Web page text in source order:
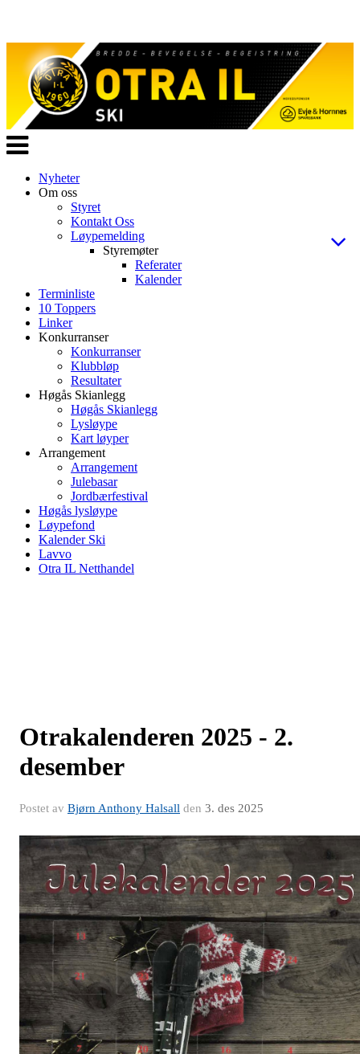
Veksle
navigasjon
Nyheter
Om oss
Styret
Kontakt Oss
Løypemelding
Styremøter
Referater
Kalender
Terminliste
10 Toppers
Linker
Konkurranser
Konkurranser
Klubbløp
Resultater
Høgås Skianlegg
Høgås Skianlegg
Lysløype
Kart løyper
Arrangement
Arrangement
Julebasar
Jordbærfestival
Høgås lysløype
Løypefond
Kalender Ski
Lavvo
Otra IL Netthandel
Otrakalenderen 2025 - 2.
desember
Postet av Bjørn Anthony Halsall den 3. des 2025